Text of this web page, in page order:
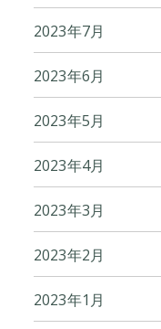
2023年7月
2023年6月
2023年5月
2023年4月
2023年3月
2023年2月
2023年1月